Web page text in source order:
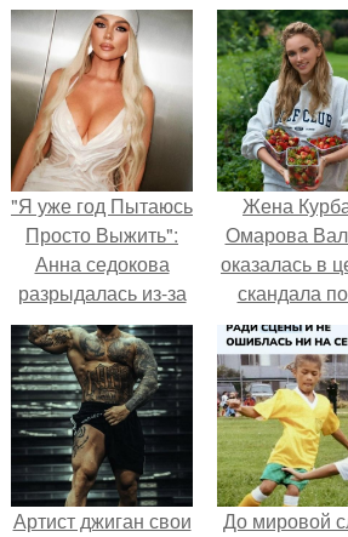
"Я уже год Пытаюсь
Просто Выжить":
Анна седокова
разрыдалась из-за
жесткой травли и
проклятий в сети.
Жена
Омарова
оказалась в
скандала
визита
Марины
её
клинику.
Артист джиган свои
До мировой